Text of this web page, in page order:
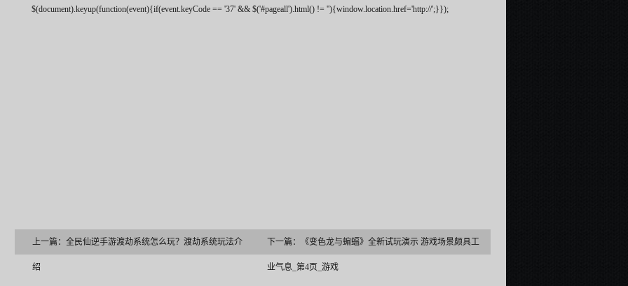
$(document).keyup(function(event){if(event.keyCode == '37' && $('#pageall').html() != ''){window.location.href='http://';}});
上一篇： 全民仙逆手游渡劫系统怎么玩？渡劫系统玩法介
绍
下一篇： 《变色龙与蝙蝠》全新试玩演示 游戏场景颇具工
业气息_第4页_游戏